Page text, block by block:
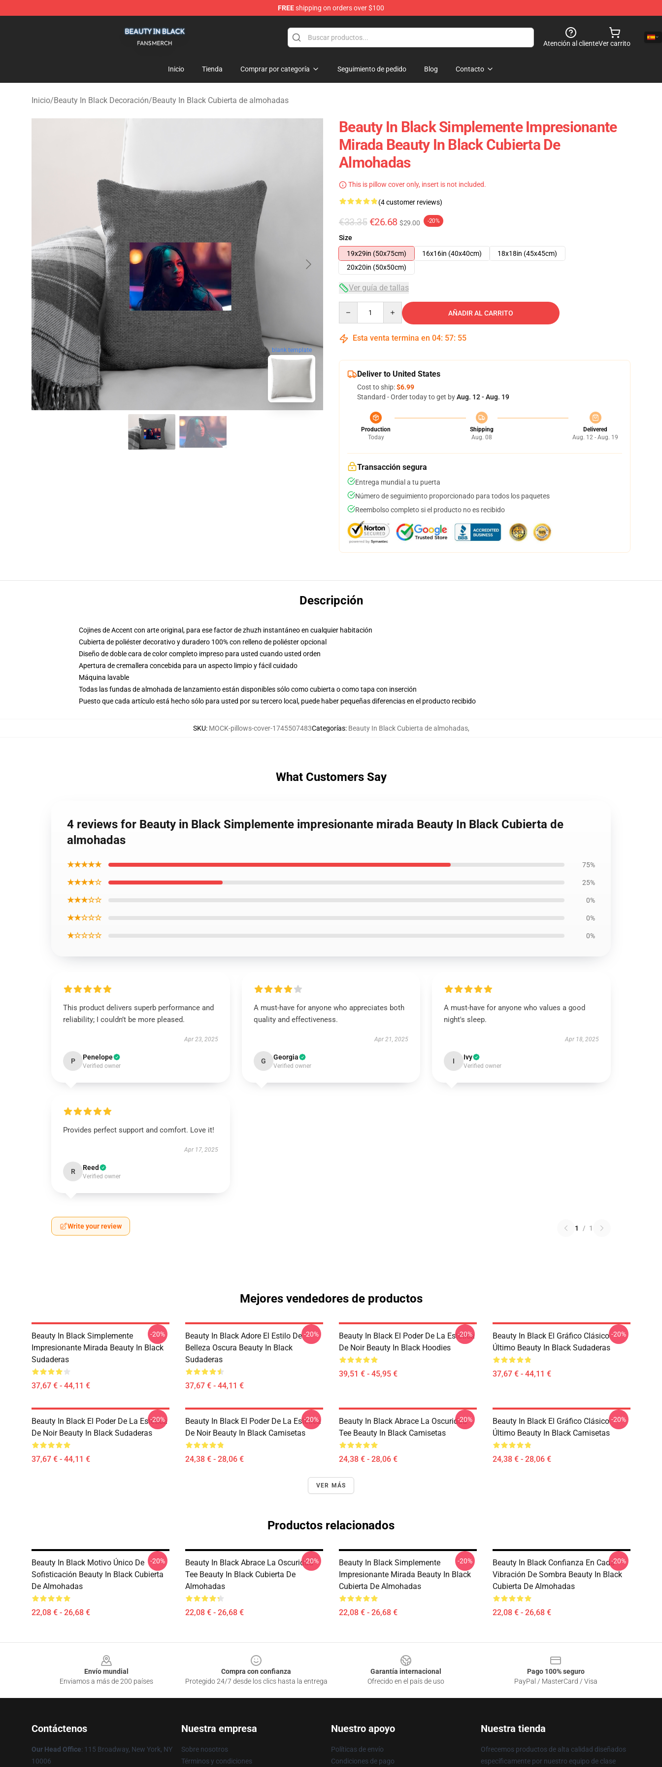
FREEshipping on orders over $100
Atención al clienteVer carrito
Inicio Tienda Comprar por categoría Seguimiento de pedido Blog Contacto
Inicio/Beauty In Black Decoración/Beauty In Black Cubierta de almohadas
blank template
Beauty In Black Simplemente Impresionante
Mirada Beauty In Black Cubierta De
Almohadas
This is pillow cover only, insert is not included.
(4 customer reviews)
€33.35 €26.68 $29.00 -20%
Size
19x29in (50x75cm)
16x16in (40x40cm)
18x18in (45x45cm)
20x20in (50x50cm)
Ver guía de tallas
AÑADIR AL CARRITO
Esta venta termina en 04: 57: 54
Deliver to United States
Cost to ship:$6.99
Standard - Order today to get byAug. 12 - Aug. 19
Production
Today
Shipping
Aug. 08
Delivered
Aug. 12 - Aug. 19
Transacción segura
Entrega mundial a tu puerta
Número de seguimiento proporcionado para todos los paquetes
Reembolso completo si el producto no es recibido
Descripción
Cojines de Accent con arte original, para ese factor de zhuzh instantáneo en cualquier habitación
Cubierta de poliéster decorativo y duradero 100% con relleno de poliéster opcional
Diseño de doble cara de color completo impreso para usted cuando usted orden
Apertura de cremallera concebida para un aspecto limpio y fácil cuidado
Máquina lavable
Todas las fundas de almohada de lanzamiento están disponibles sólo como cubierta o como tapa con inserción
Puesto que cada artículo está hecho sólo para usted por su tercero local, puede haber pequeñas diferencias en el producto recibido
SKU: MOCK-pillows-cover-1745507483Categorías: Beauty In Black Cubierta de almohadas,
What Customers Say
4 reviews for Beauty in Black Simplemente impresionante mirada Beauty In Black Cubierta de
almohadas
★★★★★ 75%
★★★★☆ 25%
★★★☆☆ 0%
★★☆☆☆ 0%
★☆☆☆☆ 0%
This product delivers superb performance and
reliability; I couldn’t be more pleased.
Apr 23, 2025
P Penelope
Verified owner
A must-have for anyone who appreciates both
quality and effectiveness.
Apr 21, 2025
G Georgia
Verified owner
A must-have for anyone who values a good
night's sleep.
Apr 18, 2025
I Ivy
Verified owner
Provides perfect support and comfort. Love it!
Apr 17, 2025
R Reed
Verified owner
Write your review 1 / 1
Mejores vendedores de productos
Beauty In Black Simplemente
Impresionante Mirada Beauty In Black
Sudaderas
37,67 € - 44,11 €
-20%
Beauty In Black Adore El Estilo De
Belleza Oscura Beauty In Black
Sudaderas
37,67 € - 44,11 €
-20%
Beauty In Black El Poder De La Estética
De Noir Beauty In Black Hoodies
39,51 € - 45,95 €
-20%
Beauty In Black El Gráfico Clásico
Último Beauty In Black Sudaderas
37,67 € - 44,11 €
-20%
Beauty In Black El Poder De La Estética
De Noir Beauty In Black Sudaderas
37,67 € - 44,11 €
-20%
Beauty In Black El Poder De La Estética
De Noir Beauty In Black Camisetas
24,38 € - 28,06 €
-20%
Beauty In Black Abrace La Oscuridad
Tee Beauty In Black Camisetas
24,38 € - 28,06 €
-20%
Beauty In Black El Gráfico Clásico
Último Beauty In Black Camisetas
24,38 € - 28,06 €
-20%
VER MÁS
Productos relacionados
Beauty In Black Motivo Único De
Sofisticación Beauty In Black Cubierta
De Almohadas
22,08 € - 26,68 €
-20%
Beauty In Black Abrace La Oscuridad
Tee Beauty In Black Cubierta De
Almohadas
22,08 € - 26,68 €
-20%
Beauty In Black Simplemente
Impresionante Mirada Beauty In Black
Cubierta De Almohadas
22,08 € - 26,68 €
-20%
Beauty In Black Confianza En Cada
Vibración De Sombra Beauty In Black
Cubierta De Almohadas
22,08 € - 26,68 €
-20%
Envío mundial
Enviamos a más de 200 países
Compra con confianza
Protegido 24/7 desde los clics hasta la entrega
Garantía internacional
Ofrecido en el país de uso
Pago 100% seguro
PayPal / MasterCard / Visa
Contáctenos
Our Head Office: 115 Broadway, New York, NY
10006
Nuestra empresa
Sobre nosotros
Términos y condiciones
Nuestro apoyo
Políticas de envío
Condiciones de pago
Nuestra tienda
Ofrecemos productos de alta calidad diseñados
específicamente por nuestro equipo de clase